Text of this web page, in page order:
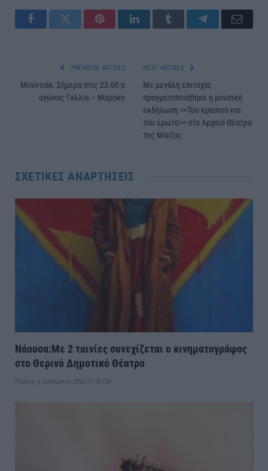
FacebookTwitter PinterestLinkedInTumblr TelegramEmail
PREVIOUS ARTICLE
Μουντιάλ: Σήμερα στις 23.00 ο
αγώνας Γαλλία – Μαρόκο
NEXT ARTICLE
Με μεγάλη επιτυχία
πραγματοποιήθηκε η μουσική
εκδήλωση <<Του κρασιού και
του έρωτα>> στο Αρχαίο Θέατρο
της Μίεζας
ΣΧΕΤΙΚΈΣ ΑΝΑΡΤΉΣΕΙΣ
Νάουσα:Με 2 ταινίες συνεχίζεται ο κινηματογράφος
στο Θερινό Δημοτικό Θέατρο
Πέμπτη, 6 Αυγούστου 2026 11:30 ΠΜ